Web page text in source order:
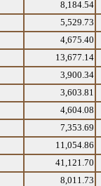
8,184.54
5,529.73
4,675.40
13,677.14
3,900.34
3,603.81
4,604.08
7,353.69
11,054.86
41,121.70
8,011.73